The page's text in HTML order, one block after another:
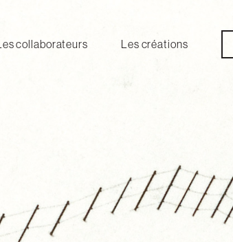
collaborateurs Les créations